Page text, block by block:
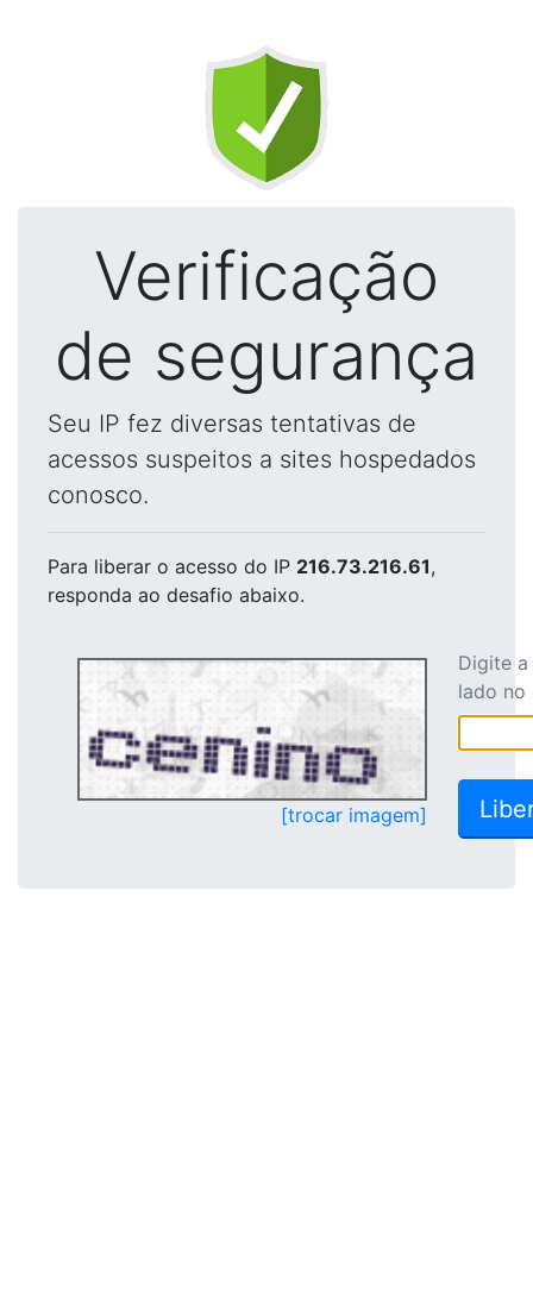
Verificação
de segurança
Seu IP fez diversas tentativas de
acessos suspeitos a sites hospedados
conosco.
Para liberar o acesso do IP 216.73.216.61,
responda ao desafio abaixo.
[trocar imagem]
Digite
lado no